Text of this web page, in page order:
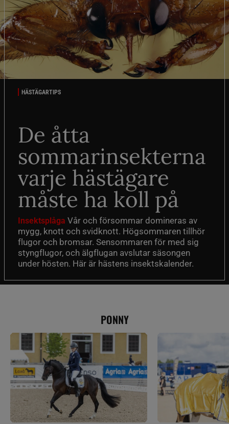
HÄSTÄGARTIPS
De åtta
sommarinsekterna
varje hästägare
måste ha koll på
Insektsplåga Vår och försommar domineras av
mygg, knott och svidknott. Högsommaren tillhör
flugor och bromsar. Sensommaren för med sig
styngflugor, och älgflugan avslutar säsongen
under hösten. Här är hästens insektskalender.
PONNY